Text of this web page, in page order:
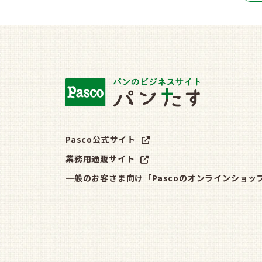
Pasco公式サイト
業務用通販サイト
一般のお客さま向け「Pascoのオンラインショッ